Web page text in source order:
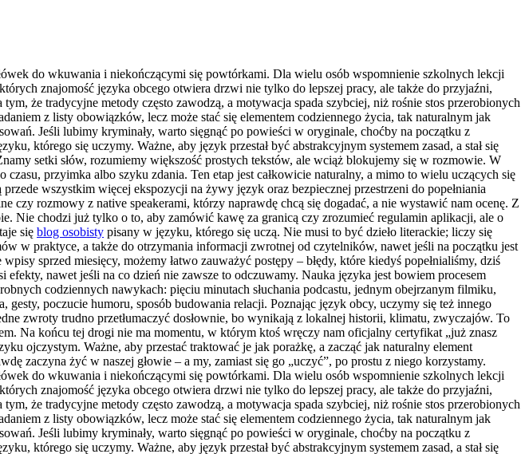
do wkuwania i niekończącymi się powtórkami. Dla wielu osób wspomnienie szkolnych lekcji
znajomość języka obcego otwiera drzwi nie tylko do lepszej pracy, ale także do przyjaźni,
że tradycyjne metody często zawodzą, a motywacja spada szybciej, niż rośnie stos przerobionych
z listy obowiązków, lecz może stać się elementem codziennego życia, tak naturalnym jak
Jeśli lubimy kryminały, warto sięgnąć po powieści w oryginale, choćby na początku z
którego się uczymy. Ważne, aby język przestał być abstrakcyjnym systemem zasad, a stał się
setki słów, rozumiemy większość prostych tekstów, ale wciąż blokujemy się w rozmowie. W
przyimka albo szyku zdania. Ten etap jest całkowicie naturalny, a mimo to wielu uczących się
wszystkim więcej ekspozycji na żywy język oraz bezpiecznej przestrzeni do popełniania
czy rozmowy z native speakerami, którzy naprawdę chcą się dogadać, a nie wystawić nam ocenę. Z
Nie chodzi już tylko o to, aby zamówić kawę za granicą czy zrozumieć regulamin aplikacji, ale o
się blog osobisty pisany w języku, którego się uczą. Nie musi to być dzieło literackie; liczy się
w praktyce, a także do otrzymania informacji zwrotnej od czytelników, nawet jeśli na początku jest
sprzed miesięcy, możemy łatwo zauważyć postępy – błędy, które kiedyś popełnialiśmy, dziś
nawet jeśli na co dzień nie zawsze to odczuwamy. Nauka języka jest bowiem procesem
codziennych nawykach: pięciu minutach słuchania podcastu, jednym obejrzanym filmiku,
poczucie humoru, sposób budowania relacji. Poznając język obcy, uczymy się też innego
zwroty trudno przetłumaczyć dosłownie, bo wynikają z lokalnej historii, klimatu, zwyczajów. To
Na końcu tej drogi nie ma momentu, w którym ktoś wręczy nam oficjalny certyfikat „już znasz
ojczystym. Ważne, aby przestać traktować je jak porażkę, a zacząć jak naturalny element
zaczyna żyć w naszej głowie – a my, zamiast się go „uczyć”, po prostu z niego korzystamy.
do wkuwania i niekończącymi się powtórkami. Dla wielu osób wspomnienie szkolnych lekcji
znajomość języka obcego otwiera drzwi nie tylko do lepszej pracy, ale także do przyjaźni,
że tradycyjne metody często zawodzą, a motywacja spada szybciej, niż rośnie stos przerobionych
z listy obowiązków, lecz może stać się elementem codziennego życia, tak naturalnym jak
Jeśli lubimy kryminały, warto sięgnąć po powieści w oryginale, choćby na początku z
którego się uczymy. Ważne, aby język przestał być abstrakcyjnym systemem zasad, a stał się